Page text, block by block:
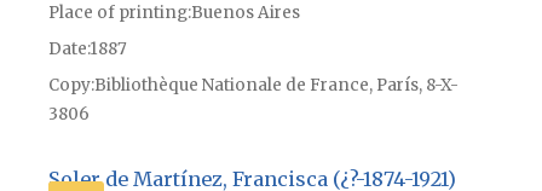
Place of printingBuenos Aires
Date1887
CopyBibliothèque Nationale de France, París, 8-X-
3806
Soler de Martínez, Francisca (¿?-1874-1921)